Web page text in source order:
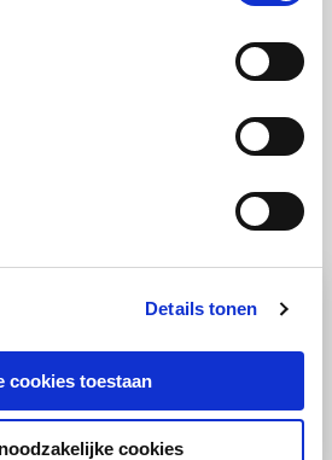
Details tonen
cookies toestaan
cookies